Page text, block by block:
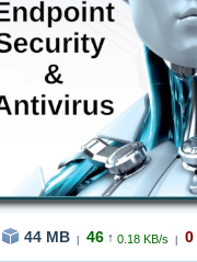
44 MB 46 ↑ 0.18 KB/s 0